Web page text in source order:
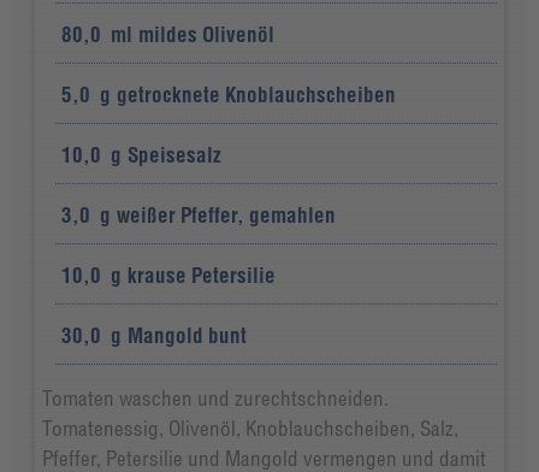
80,0 ml mildes Olivenöl
5,0 g getrocknete Knoblauchscheiben
10,0 g Speisesalz
3,0 g weißer Pfeffer, gemahlen
10,0 g krause Petersilie
30,0 g Mangold bunt
Tomaten waschen und zurechtschneiden.
Tomatenessig, Olivenöl, Knoblauchscheiben, Salz,
Pfeffer, Petersilie und Mangold vermengen und damit